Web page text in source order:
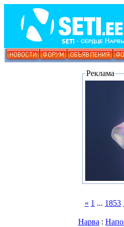
Реклама
« 1 ... 1853
Нарва :